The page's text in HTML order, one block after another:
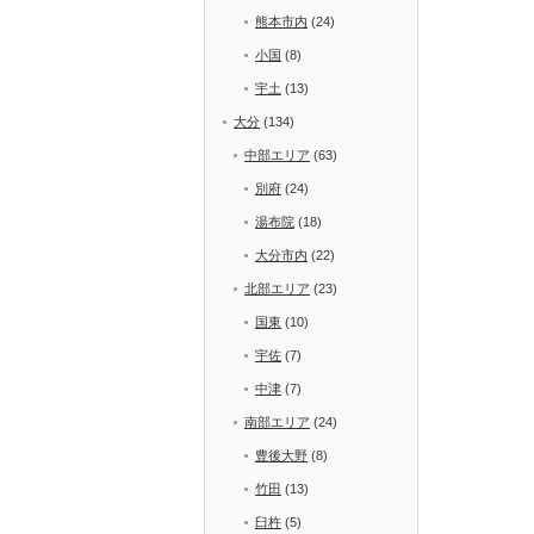
熊本市内 (24)
小国 (8)
宇土 (13)
大分 (134)
中部エリア (63)
別府 (24)
湯布院 (18)
大分市内 (22)
北部エリア (23)
国東 (10)
宇佐 (7)
中津 (7)
南部エリア (24)
豊後大野 (8)
竹田 (13)
臼杵 (5)